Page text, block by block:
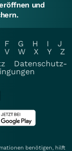
und
F G H I
J
V W X Y
Z
Datenschutz-
benötigen, hilft